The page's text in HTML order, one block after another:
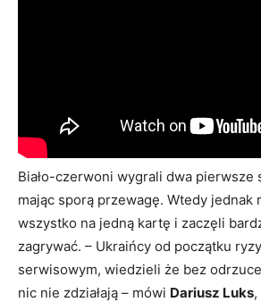
Biało-czerwoni wygrali dwa pierwsze
mając sporą przewagę. Wtedy jednak
wszystko na jedną kartę i zaczęli
zagrywać. – Ukraińcy od początku
serwisowym, wiedzieli że bez
nic nie zdziałają – mówi Dariusz Luks